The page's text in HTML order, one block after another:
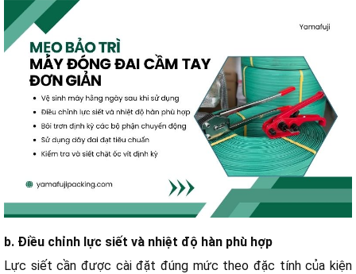
b. Điều chỉnh lực siết và nhiệt độ hàn phù hợp
Lực siết cần được cài đặt đúng mức theo đặc tính của kiện